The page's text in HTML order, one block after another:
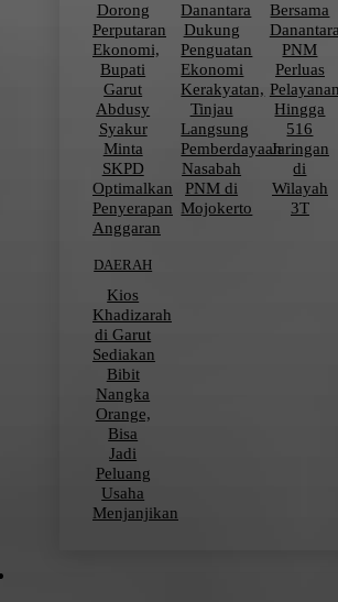
Dorong
Perputaran
Ekonomi,
Bupati
Garut
Abdusy
Syakur
Minta
SKPD
Optimalkan
Penyerapan
Anggaran
Danantara
Dukung
Penguatan
Ekonomi
Kerakyatan,
Tinjau
Langsung
Pemberdayaan
Nasabah
PNM di
Mojokerto
Bersama
PNM
Perluas
Pelayanan
Hingga
516
Jaringan
di
Wilayah
3T
DAERAH
Kios
Khadizarah
di Garut
Sediakan
Bibit
Nangka
Orange,
Bisa
Jadi
Peluang
Usaha
Menjanjikan